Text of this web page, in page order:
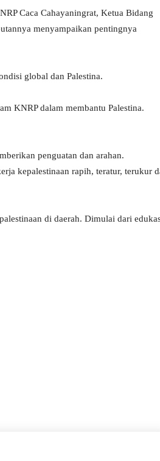
Caca Cahayaningrat, Ketua Bidang
menyampaikan pentingnya
global dan Palestina.
KNRP dalam membantu Palestina.
penguatan dan arahan.
kepalestinaan rapih, teratur, terukur
di daerah. Dimulai dari